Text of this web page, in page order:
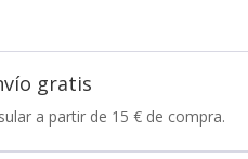
gratis
a partir de 15 € de compra.